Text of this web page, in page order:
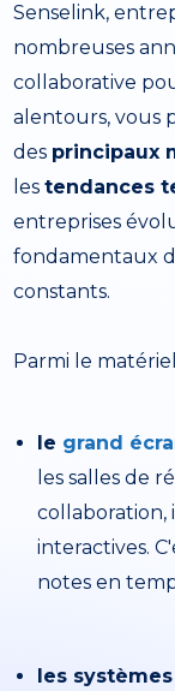
Senselink,
nombreuses
collaborative
alentours, vous
des principaux
lestendances
entreprises
fondamentaux
constants.
Parmi le
le grand
les salles de
collaboration,
interactives.
notes en
les